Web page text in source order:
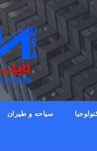
سياحه و طيران